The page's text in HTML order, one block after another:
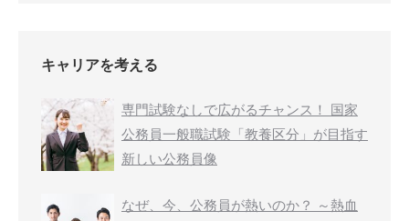
キャリアを考える
専門試験なしで広がるチャンス！ 国家
公務員一般職試験「教養区分」が目指す
新しい公務員像
なぜ、今、公務員が熱いのか？ ～熱血